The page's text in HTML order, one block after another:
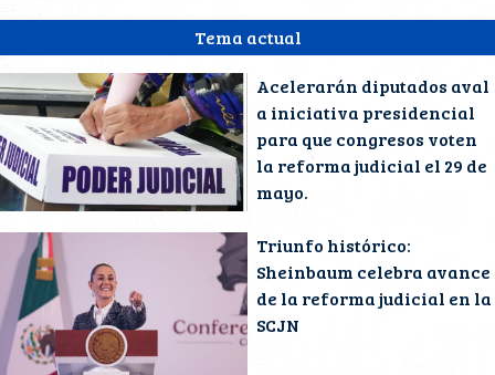
Tema actual
Acelerarán diputados aval
a iniciativa presidencial
para que congresos voten
la reforma judicial el 29 de
mayo.
Triunfo histórico:
Sheinbaum celebra avance
de la reforma judicial en la
SCJN